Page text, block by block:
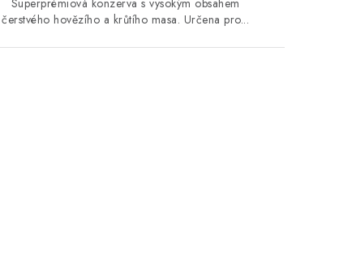
Superprémiová konzerva s vysokým obsahem
čerstvého hovězího a krůtího masa. Určena pro...